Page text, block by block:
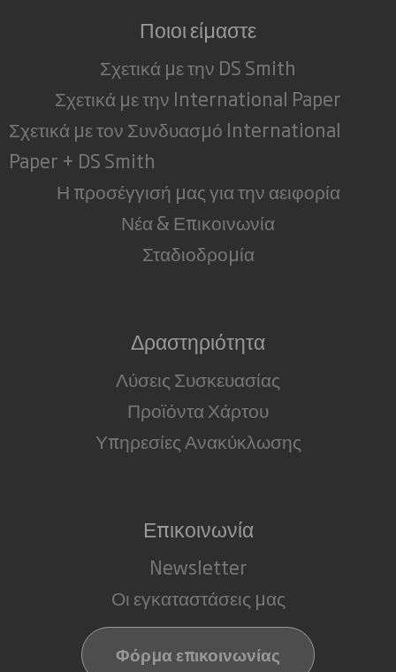
Ποιοι είμαστε
Σχετικά με την DS Smith
Σχετικά με την International Paper
Σχετικά με τον Συνδυασμό International
Paper + DS Smith
Η προσέγγισή μας για την αειφορία
Νέα & Επικοινωνία
Σταδιοδρομία
Δραστηριότητα
Λύσεις Συσκευασίας
Προϊόντα Χάρτου
Υπηρεσίες Ανακύκλωσης
Επικοινωνία
Newsletter
Οι εγκαταστάσεις μας
Φόρμα επικοινωνίας